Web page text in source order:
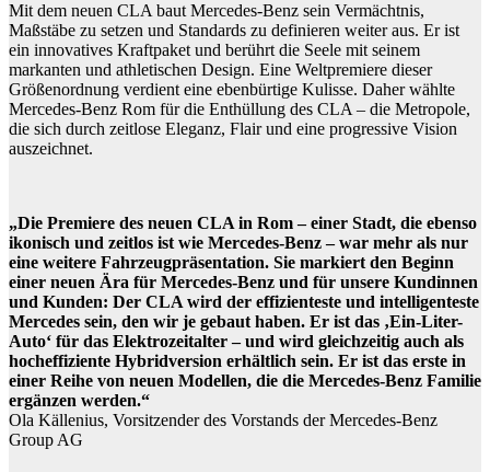
Mit dem neuen CLA baut Mercedes-Benz sein Vermächtnis,
Maßstäbe zu setzen und Standards zu definieren weiter aus. Er ist
ein innovatives Kraftpaket und berührt die Seele mit seinem
markanten und athletischen Design. Eine Weltpremiere dieser
Größenordnung verdient eine ebenbürtige Kulisse. Daher wählte
Mercedes-Benz Rom für die Enthüllung des CLA – die Metropole,
die sich durch zeitlose Eleganz, Flair und eine progressive Vision
auszeichnet.
„Die Premiere des neuen CLA in Rom – einer Stadt, die ebenso
ikonisch und zeitlos ist wie Mercedes-Benz – war mehr als nur
eine weitere Fahrzeugpräsentation. Sie markiert den Beginn
einer neuen Ära für Mercedes-Benz und für unsere Kundinnen
und Kunden: Der CLA wird der effizienteste und intelligenteste
Mercedes sein, den wir je gebaut haben. Er ist das ‚Ein-Liter-
Auto‘ für das Elektrozeitalter – und wird gleichzeitig auch als
hocheffiziente Hybridversion erhältlich sein. Er ist das erste in
einer Reihe von neuen Modellen, die die Mercedes-Benz Familie
ergänzen werden.“
Ola Källenius, Vorsitzender des Vorstands der Mercedes-Benz
Group AG